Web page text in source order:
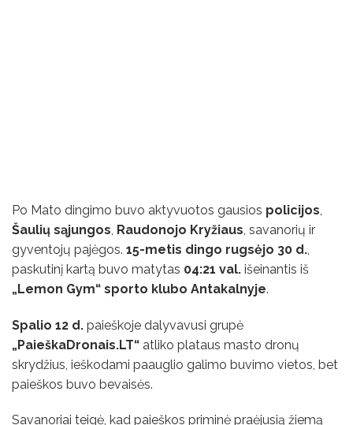
Po Mato dingimo buvo aktyvuotos gausios policijos
Šaulių sąjungos Raudonojo Kryžiaus , savanorių ir
gyventojų pajėgos. 15-metis dingo rugsėjo 30 d.
paskutinį kartą buvo matytas 04:21 val. išeinantis iš
„Lemon Gym“ sporto klubo Antakalnyje.
Spalio 12 d. paieškoje dalyvavusi grupė
„PaieškaDronais.LT“ atliko plataus masto dronų
skrydžius, ieškodami paauglio galimo buvimo vietos, bet
paieškos buvo bevaisės.
Savanoriai teigė, kad paieškos priminė praėjusią žiemą